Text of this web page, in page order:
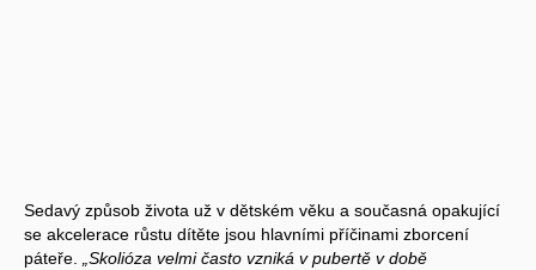
Sedavý způsob života už v dětském věku a současná opakující
se akcelerace růstu dítěte jsou hlavními příčinami zborcení
páteře.
„Skolióza velmi často vzniká v pubertě v době